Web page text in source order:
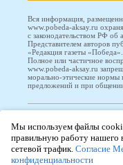
Вся информация,
www.pobeda-aksay.ru
с законодательством РФ об
Представителем авторов
«Редакция газеты «Победа».
Полное или частичное
www.pobeda-aksay.ru
морально-этические нормы
предложений и при
Мы используем файлы
правильную работу нашего
сетевой трафик. Согласие
конфиденциальности